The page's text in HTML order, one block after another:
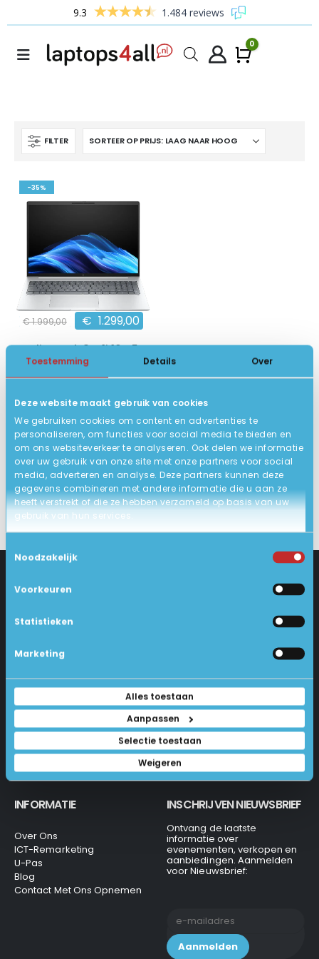
Toestemming Details Over
Deze website maakt gebruik van cookies
We gebruiken cookies om content en advertenties te
personaliseren, om functies voor social media te bieden en
om ons websiteverkeer te analyseren. Ook delen we informatie
over uw gebruik van onze site met onze partners voor social
media, adverteren en analyse. Deze partners kunnen deze
gegevens combineren met andere informatie die u aan ze
heeft verstrekt of die ze hebben verzameld op basis van uw
gebruik van hun services.
Toestemmingsselectie
Noodzakelijk
Voorkeuren
Statistieken
Marketing
Alles toestaan
Aanpassen
Selectie toestaan
Weigeren
9.3 1.484 reviews
0
FILTER
-35%
€1.999,00 € 1.299,00
HP EliteBook 8 G1i 16 U5
16 inch 1920 x 1200 IPS
16GB DDR5, 256GB SSD
10
BEKIJK HIER/OPTIES
1231 KH Loosdrecht
035-6284312
info@laptops4all.nl
Veel Gestelde Vragen
Algemene Voorwaarden
Privacy Beleid
INFORMATIE
Over Ons
ICT-Remarketing
U-Pas
Blog
Contact Met Ons Opnemen
INSCHRIJVEN NIEUWSBRIEF
Ontvang de laatste
informatie over
evenementen, verkopen en
aanbiedingen. Aanmelden
voor Nieuwsbrief: